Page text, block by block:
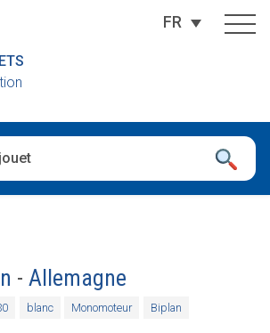
FR
- Allemagne
blanc Monomoteur Biplan